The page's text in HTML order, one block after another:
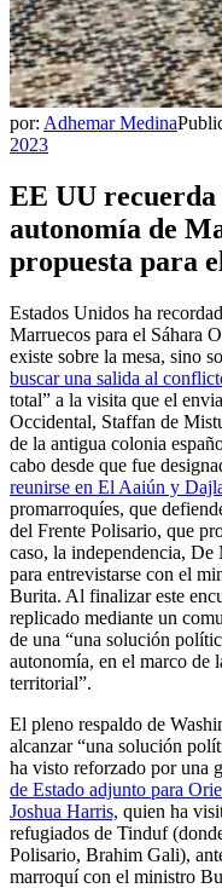
por: Adhemar Medina
2023
EE UU recuerda
autonomía de
propuesta para
Estados Unidos ha
Marruecos para el Sáhara
existe sobre la mesa, sino
buscar una salida al
total” a la visita que el
Occidental, Staffan de
de la antigua colonia
cabo desde que fue
reunirse en El Aaiún y
promarroquíes, que
del Frente Polisario, que
caso, la independencia, De
para entrevistarse con el
Burita. Al finalizar este
replicado mediante un
de una “una solución
autonomía, en el marco de
territorial”.
El pleno respaldo de
alcanzar “una solución
ha visto reforzado por una
de Estado adjunto para
Joshua Harris, quien ha
refugiados de Tinduf
Polisario, Brahim Gali),
marroquí con el ministro